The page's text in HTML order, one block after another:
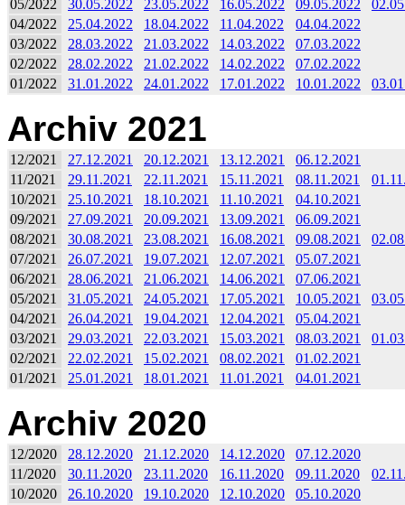
05/2022 30.05.2022 23.05.2022 16.05.2022 09.05.2022
04/2022
25.04.2022 18.04.2022 11.04.2022
04.04.2022
03/2022
28.03.2022 21.03.2022 14.03.2022
07.03.2022
02/2022
28.02.2022 21.02.2022 14.02.2022
07.02.2022
01/2022
31.01.2022 24.01.2022 17.01.2022 10.01.2022
Archiv 2021
12/2021 27.12.2021 20.12.2021 13.12.2021
06.12.2021
11/2021
29.11.2021 22.11.2021 15.11.2021 08.11.2021
10/2021
25.10.2021 18.10.2021 11.10.2021
04.10.2021
09/2021
27.09.2021 20.09.2021 13.09.2021
06.09.2021
08/2021
30.08.2021 23.08.2021 16.08.2021 09.08.2021
07/2021
26.07.2021 19.07.2021 12.07.2021
05.07.2021
06/2021
28.06.2021 21.06.2021 14.06.2021
07.06.2021
05/2021
31.05.2021 24.05.2021 17.05.2021 10.05.2021
04/2021
26.04.2021 19.04.2021 12.04.2021
05.04.2021
03/2021
29.03.2021 22.03.2021 15.03.2021 08.03.2021
02/2021
22.02.2021 15.02.2021 08.02.2021
01.02.2021
01/2021
25.01.2021 18.01.2021 11.01.2021 04.01.2021
Archiv 2020
12/2020 28.12.2020 21.12.2020 14.12.2020
07.12.2020
11/2020
30.11.2020 23.11.2020 16.11.2020 09.11.2020
10/2020
26.10.2020 19.10.2020 12.10.2020
05.10.2020